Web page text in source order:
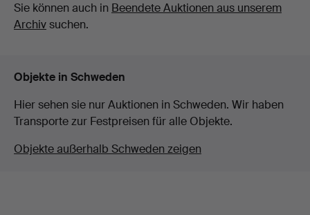
Sie können auch in Beendete Auktionen aus unserem
Archivsuchen.
Objekte in Schweden
Hier sehen sie nur Auktionen in Schweden. Wir haben
Transporte zur Festpreisen für alle Objekte.
Objekte außerhalb Schweden zeigen